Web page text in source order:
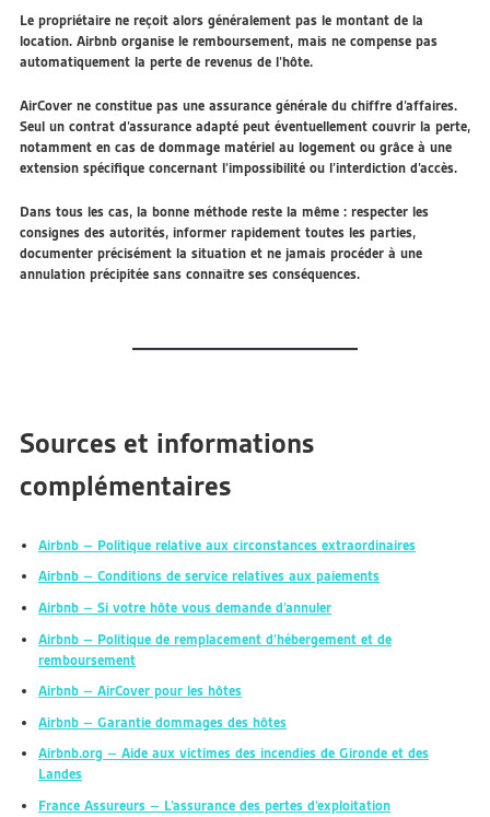
Le propriétaire ne reçoit alors généralement pas le montant de la
location.Airbnb organise le remboursement, mais ne compense pas
automatiquement la perte de revenus de l’hôte.
AirCover ne constitue pas une assurance générale du chiffre d’affaires.
Seul un contrat d’assurance adapté peut éventuellement couvrir la perte,
notamment en cas de dommage matériel au logement ou grâce à une
extension spécifique concernant l’impossibilité ou l’interdiction d’accès.
Dans tous les cas, la bonne méthode reste la même : respecter les
consignes des autorités, informer rapidement toutes les parties,
documenter précisément la situation et ne jamais procéder à une
annulation précipitée sans connaître ses conséquences.
Sources et informations
complémentaires
Airbnb – Politique relative aux circonstances extraordinaires
Airbnb – Conditions de service relatives aux paiements
Airbnb – Si votre hôte vous demande d’annuler
Airbnb – Politique de remplacement d’hébergement et de
remboursement
Airbnb – AirCover pour les hôtes
Airbnb – Garantie dommages des hôtes
Airbnb.org – Aide aux victimes des incendies de Gironde et des
Landes
France Assureurs – L’assurance des pertes d’exploitation